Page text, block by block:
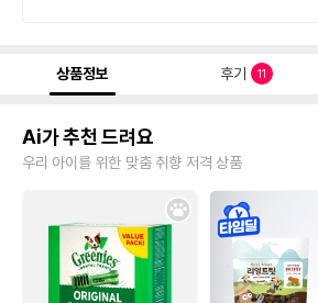
상품정보 후기 11
Ai가 추천 드려요
우리 아이를 위한 맞춤 취향 저격 상품